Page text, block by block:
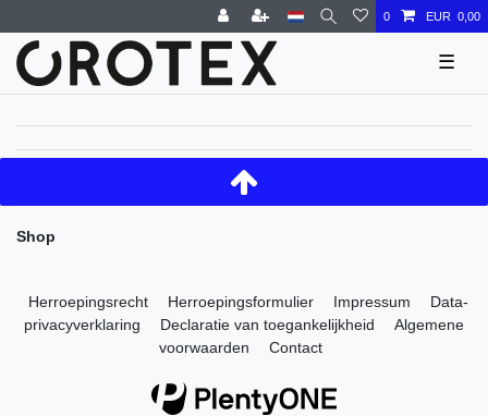
0 EUR 0,00
☰
Shop
Herroepings­recht Herroepings­formulier Impressum
Data­
privacy­verklaring
Declaratie van toegankelijkheid
Algemene
voorwaarden
Contact